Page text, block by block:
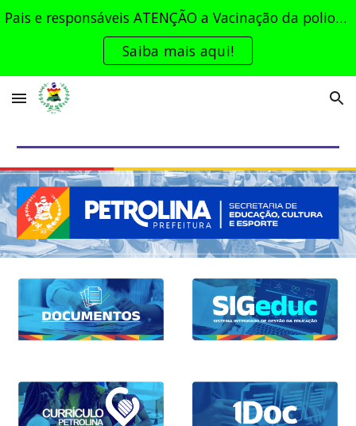
Skip to main content Skip to navigation
Pais e responsáveis ATENÇÃO a Vacinação da poliomielite e as vacinas obrigatórias para todas as idades - a saúde de TODOS depende de cada um!
Saiba mais aqui!